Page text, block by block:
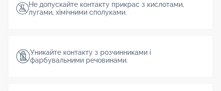
Не допускайте контакту прикрас з кислотами,
лугами, хімічними сполуками.
Уникайте контакту з розчинниками і
фарбувальними речовинами.